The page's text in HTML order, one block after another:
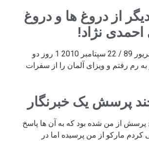
از دروغ ها و دروغ
نژاد!
چهارشنبه 31 شهریور 89 / 22 سپتامبر 2010 1 روز دو
به رم رفتم و ویزای آلمان را از سفرات
پرسش یک خبرنگار
پرسش از من شده بود که به آن ها پاسخ
کردم مارکو از من پرسیده اما در